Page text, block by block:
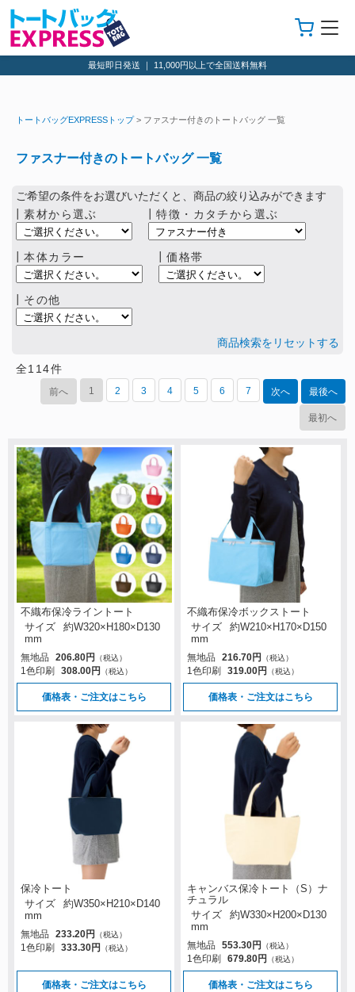
最短即日発送 ｜ 11,000円以上で全国送料無料
トートバッグEXPRESSトップ> ファスナー付きのトートバッグ 一覧
ファスナー付きのトートバッグ 一覧
ご希望の条件をお選びいただくと、商品の絞り込みができます
┃素材から選ぶ
┃特徴・カタチから選ぶ
┃本体カラー ┃価格帯
┃その他
商品検索をリセットする
全114件
最後へ
次へ
7
6
5
4
3
2
1
前へ
最初へ
不織布保冷ライントート
サイズ
約W320×H180×D130
mm
無地品
206.80円 （税込）
1色印刷 308.00円 （税込）
価格表・ご注文はこちら
不織布保冷ボックストート
サイズ
約W210×H170×D150
mm
無地品
216.70円 （税込）
1色印刷 319.00円 （税込）
価格表・ご注文はこちら
保冷トート
サイズ
約W350×H210×D140
mm
無地品
233.20円 （税込）
1色印刷 333.30円 （税込）
価格表・ご注文はこちら
キャンバス保冷トート（S）ナ
チュラル
サイズ
約W330×H200×D130
mm
無地品
553.30円 （税込）
1色印刷 679.80円 （税込）
価格表・ご注文はこちら